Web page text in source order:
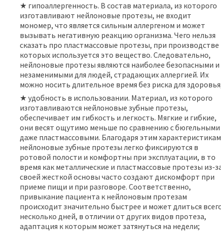
★ гипоаллергенность. В состав материала, из которого
изготавливают нейлоновые протезы, не входит
мономер, что является сильным аллергеном и может
вызывать негативную реакцию организма. Чего нельзя
сказать про пластмассовые протезы, при производстве
которых используется это вещество. Следовательно,
нейлоновые протезы являются наиболее безопасными и
незаменимыми для людей, страдающих аллергией. Их
можно носить длительное время без риска для
★ удобность в использовании. Материал, из которого
изготавливаются нейлоновые зубные протезы,
обеспечивает им гибкость и легкость. Мягкие и гибкие,
они весят ощутимо меньше по сравнению с
даже пластмассовыми. Благодаря этим
нейлоновые зубные протезы легко фиксируются в
ротовой полости и комфортны при эксплуатации, в то
время как металлические и пластмассовые протезы из-
своей жесткой основы часто создают дискомфорт при
приеме пищи и при разговоре. Соответственно,
привыкание пациента к нейлоновым протезам
происходит значительно быстрее и может длиться
несколько дней, в отличии от других видов протеза,
адаптация к которым может затянуться на недели;